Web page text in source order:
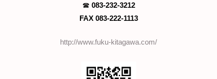
☎ 083-232-3212
FAX 083-222-1113
http://www.fuku-kitagawa.com/